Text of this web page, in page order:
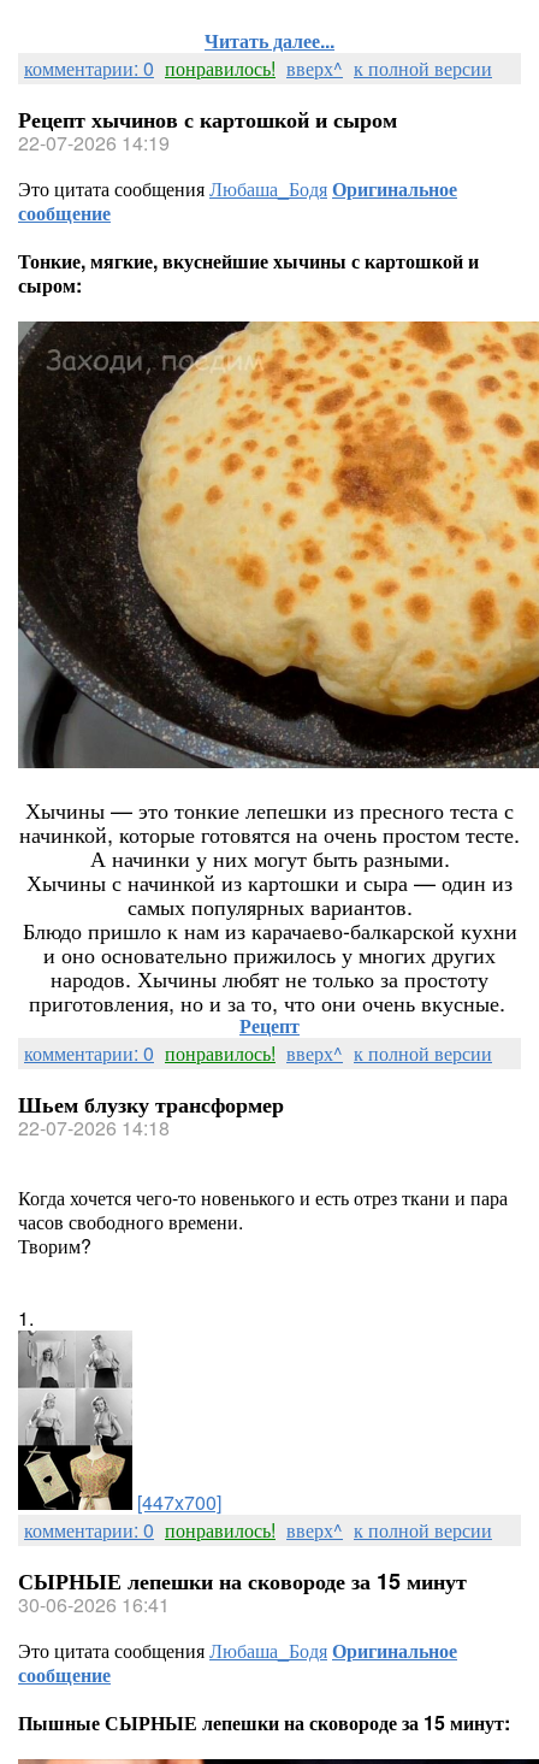
Читать далее...
комментарии: 0 понравилось! вверх^ к полной версии
Рецепт хычинов с картошкой и сыром
22-07-2026 14:19
Это цитата сообщенияЛюбаша_БодяОригинальное
сообщение
Тонкие, мягкие, вкуснейшие хычины с картошкой и
сыром:
Хычины — это тонкие лепешки из пресного теста с
начинкой, которые готовятся на очень простом тесте.
А начинки у них могут быть разными.
Хычины с начинкой из картошки и сыра — один из
самых популярных вариантов.
Блюдо пришло к нам из карачаево-балкарской кухни
и оно основательно прижилось у многих других
народов. Хычины любят не только за простоту
приготовления, но и за то, что они очень вкусные.
Рецепт
комментарии: 0 понравилось! вверх^ к полной версии
Шьем блузку трансформер
22-07-2026 14:18
Когда хочется чего-то новенького и есть отрез ткани и пара
часов свободного времени.
Творим?
1.
[447x700]
комментарии: 0 понравилось! вверх^ к полной версии
СЫРНЫЕ лепешки на сковороде за 15 минут
30-06-2026 16:41
Это цитата сообщенияЛюбаша_БодяОригинальное
сообщение
Пышные СЫРНЫЕ лепешки на сковороде за 15 минут: